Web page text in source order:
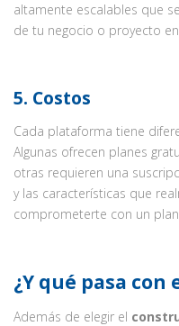
altamente escalables que
de tu negocio o proyecto
5. Costos
Cada plataforma tiene
Algunas ofrecen planes
otras requieren una
y las características que
comprometerte con un
¿Y qué pasa con
Además de elegir el